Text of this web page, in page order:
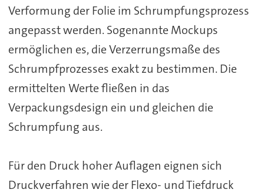
Verformung der Folie im Schrumpfungsprozess
angepasst werden. Sogenannte Mockups
ermöglichen es, die Verzerrungsmaße des
Schrumpfprozesses exakt zu bestimmen. Die
ermittelten Werte fließen in das
Verpackungsdesign ein und gleichen die
Schrumpfung aus.
Für den Druck hoher Auflagen eignen sich
Druckverfahren wie der Flexo- und Tiefdruck